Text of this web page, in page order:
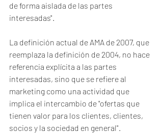
de forma aislada de las partes
interesadas".
La definición actual de AMA de 2007, que
reemplaza la definición de 2004, no hace
referencia explícita a las partes
interesadas, sino que se refiere al
marketing como una actividad que
implica el intercambio de "ofertas que
tienen valor para los clientes, clientes,
socios y la sociedad en general".